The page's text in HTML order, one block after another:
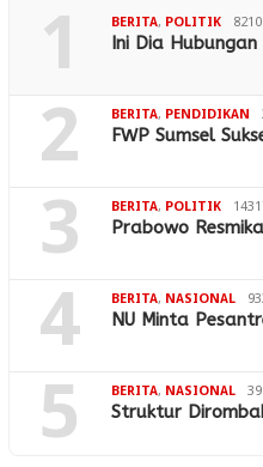
1 BERITA, POLITIK
Ini Dia
2 BERITA, PENDIDIKAN
FWP Sumsel
3 BERITA, POLITIK
Prabowo
4 BERITA, NASIONAL
NU Minta
5 BERITA, NASIONAL
Struktur